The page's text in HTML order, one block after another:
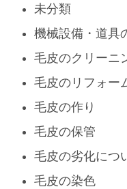
未分類
機械設備・道具
毛皮のクリーニ
毛皮のリフォー
毛皮の作り
毛皮の保管
毛皮の劣化につ
毛皮の染色